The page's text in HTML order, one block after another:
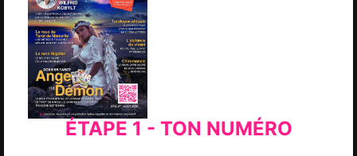
ÉTAPE 1 - TON NUMÉRO